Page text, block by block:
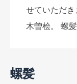
螺髪
せていただ
木曽桧。 螺